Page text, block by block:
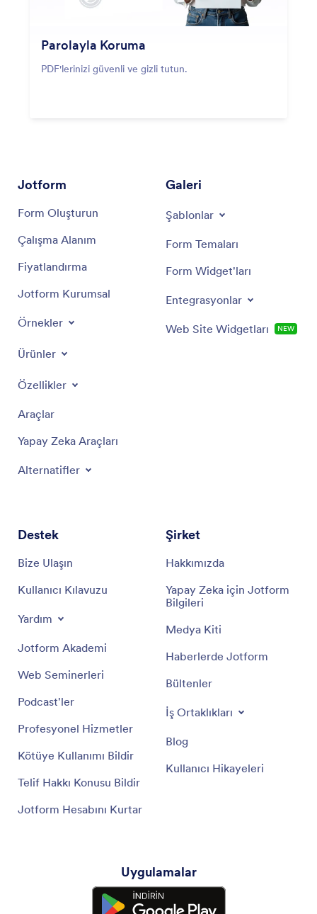
Parolayla Koruma
PDF'lerinizi güvenli ve gizli tutun.
Jotform
Form Oluşturun
Çalışma Alanım
Fiyatlandırma
Jotform Kurumsal
Örnekler
Ürünler
Özellikler
Araçlar
Yapay Zeka Araçları
Alternatifler
Galeri
Şablonlar
Form Temaları
Form Widget'ları
Entegrasyonlar
Web Site Widgetları NEW
Destek
Bize Ulaşın
Kullanıcı Kılavuzu
Yardım
Jotform Akademi
Web Seminerleri
Podcast'ler
Profesyonel Hizmetler
Kötüye Kullanımı Bildir
Telif Hakkı Konusu Bildir
Jotform Hesabını Kurtar
Şirket
Hakkımızda
Yapay Zeka için Jotform
Bilgileri
Medya Kiti
Haberlerde Jotform
Bültenler
İş Ortaklıkları
Blog
Kullanıcı Hikayeleri
Uygulamalar